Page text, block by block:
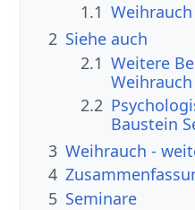
1.1
2 Siehe auch
2.1 Weitere
2.2
Baustein
3
4
5 Seminare